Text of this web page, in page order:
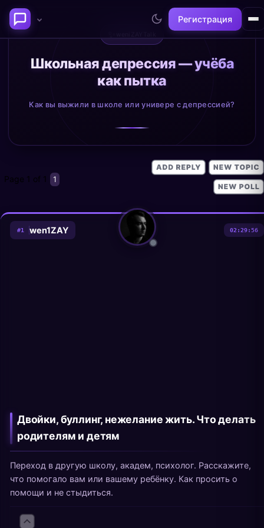
Регистрация
Последние темы
Философия сознания:
где граница между "я" и
Нейронаука и
реальность
Школьная депрессия — учёба
как пытка
Как вы выжили в школе или универе с депрессией?
Page 1 of 1 1
#1 wen1ZAY 02:29:56
Двойки, буллинг, нежелание жить. Что делать
родителям и детям
Переход в другую школу, академ, психолог. Расскажите,
что помогало вам или вашему ребёнку. Как просить о
помощи и не стыдиться.